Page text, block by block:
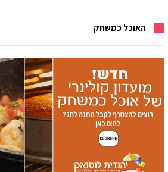
האוכל כמשחק